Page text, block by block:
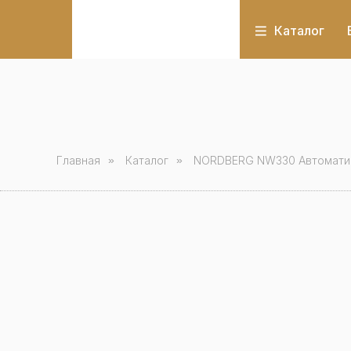
Каталог
Главная » Каталог » NORDBERG NW330